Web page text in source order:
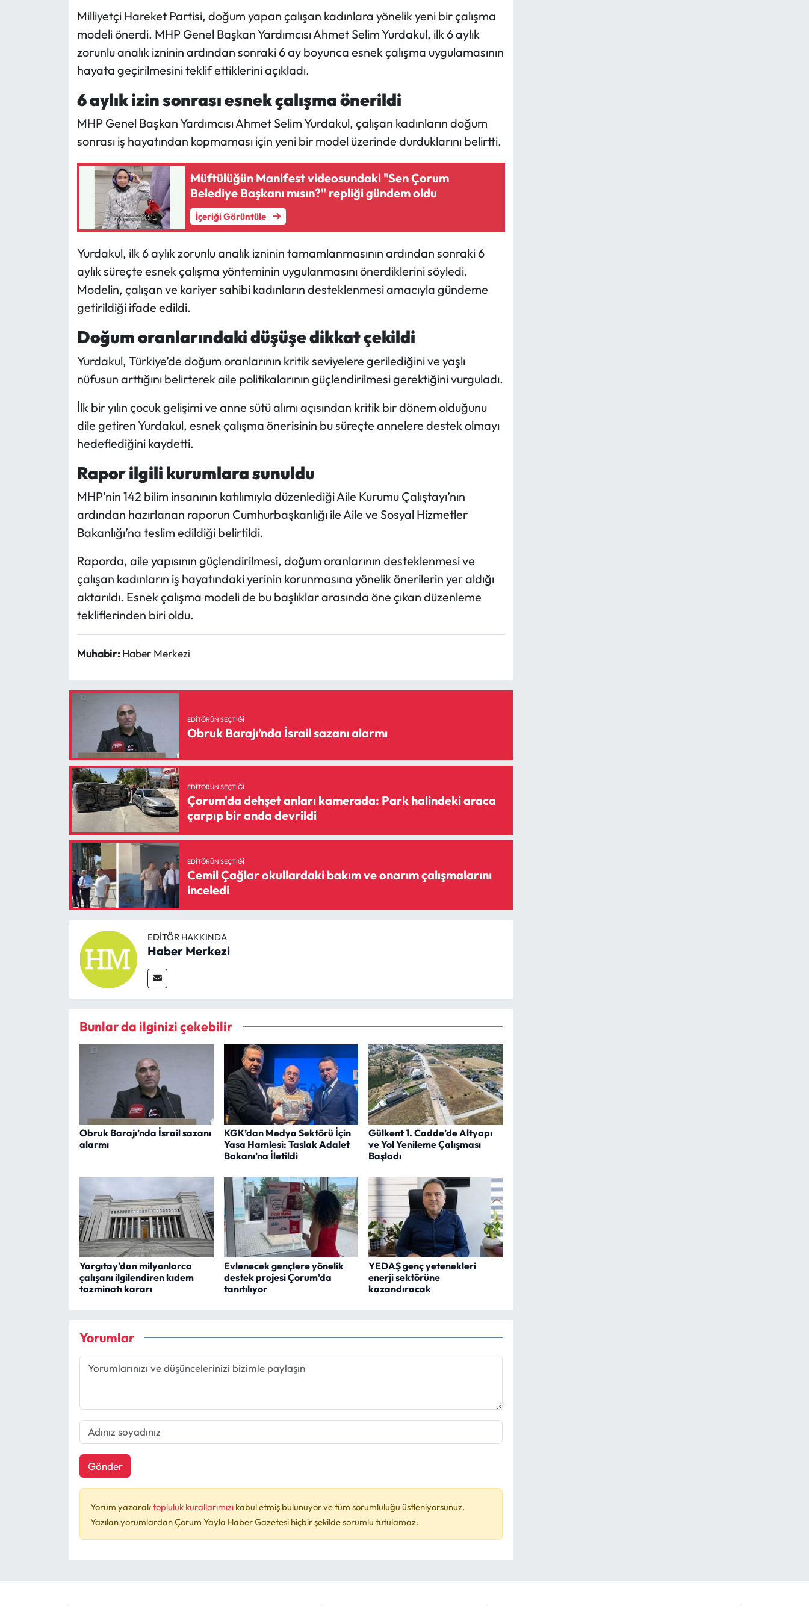
Milliyetçi Hareket Partisi, doğum yapan çalışan kadınlara yönelik yeni bir çalışma
modeli önerdi. MHP Genel Başkan Yardımcısı Ahmet Selim Yurdakul, ilk 6 aylık
zorunlu analık izninin ardından sonraki 6 ay boyunca esnek çalışma uygulamasının
hayata geçirilmesini teklif ettiklerini açıkladı.
6 aylık izin sonrası esnek çalışma önerildi
MHP Genel Başkan Yardımcısı Ahmet Selim Yurdakul, çalışan kadınların doğum
sonrası iş hayatından kopmaması için yeni bir model üzerinde durduklarını belirtti.
Müftülüğün Manifest videosundaki "Sen Çorum
Belediye Başkanı mısın?" repliği gündem oldu
İçeriği Görüntüle
Yurdakul, ilk 6 aylık zorunlu analık izninin tamamlanmasının ardından sonraki 6
aylık süreçte esnek çalışma yönteminin uygulanmasını önerdiklerini söyledi.
Modelin, çalışan ve kariyer sahibi kadınların desteklenmesi amacıyla gündeme
getirildiği ifade edildi.
Doğum oranlarındaki düşüşe dikkat çekildi
Yurdakul, Türkiye’de doğum oranlarının kritik seviyelere gerilediğini ve yaşlı
nüfusun arttığını belirterek aile politikalarının güçlendirilmesi gerektiğini vurguladı.
İlk bir yılın çocuk gelişimi ve anne sütü alımı açısından kritik bir dönem olduğunu
dile getiren Yurdakul, esnek çalışma önerisinin bu süreçte annelere destek olmayı
hedeflediğini kaydetti.
Rapor ilgili kurumlara sunuldu
MHP’nin 142 bilim insanının katılımıyla düzenlediği Aile Kurumu Çalıştayı’nın
ardından hazırlanan raporun Cumhurbaşkanlığı ile Aile ve Sosyal Hizmetler
Bakanlığı’na teslim edildiği belirtildi.
Raporda, aile yapısının güçlendirilmesi, doğum oranlarının desteklenmesi ve
çalışan kadınların iş hayatındaki yerinin korunmasına yönelik önerilerin yer aldığı
aktarıldı. Esnek çalışma modeli de bu başlıklar arasında öne çıkan düzenleme
tekliflerinden biri oldu.
Muhabir: Haber Merkezi
EDITÖRÜN SEÇTIĞI
Obruk Barajı’nda İsrail sazanı alarmı
EDITÖRÜN SEÇTIĞI
Çorum'da dehşet anları kamerada: Park halindeki araca
çarpıp bir anda devrildi
EDITÖRÜN SEÇTIĞI
Cemil Çağlar okullardaki bakım ve onarım çalışmalarını
inceledi
EDITÖR HAKKINDA
Haber Merkezi
Bunlar da ilginizi çekebilir
Obruk Barajı’nda İsrail sazanı
alarmı
KGK’dan Medya Sektörü İçin
Yasa Hamlesi: Taslak Adalet
Bakanı’na İletildi
Gülkent 1. Cadde’de Altyapı
ve Yol Yenileme Çalışması
Başladı
Yargıtay'dan milyonlarca
çalışanı ilgilendiren kıdem
tazminatı kararı
Evlenecek gençlere yönelik
destek projesi Çorum’da
tanıtılıyor
YEDAŞ genç yetenekleri
enerji sektörüne
kazandıracak
Yorumlar
Gönder
Yorum yazaraktopluluk kurallarımızı kabul etmiş bulunuyor ve tüm sorumluluğu üstleniyorsunuz.
Yazılan yorumlardan Çorum Yayla Haber Gazetesi hiçbir şekilde sorumlu tutulamaz.
Mecitözü Haberleri
Oğuzlar Haberleri
Osmancık Haberleri
Resmi Reklam
Sungurlu Haberleri
Yerel Haberler